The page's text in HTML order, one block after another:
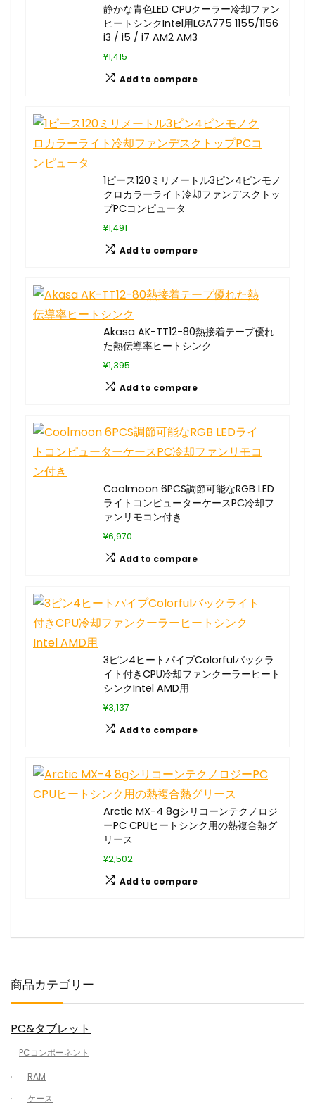
静かな青色LED CPUクーラー冷却ファン
ヒートシンクIntel用LGA775 1155/1156
i3 / i5 / i7 AM2 AM3
¥1,415
Add to compare
1ピース120ミリメートル3ピン4ピンモノ
クロカラーライト冷却ファンデスクトッ
プPCコンピュータ
¥1,491
Add to compare
Akasa AK-TT12-80熱接着テープ優れ
た熱伝導率ヒートシンク
¥1,395
Add to compare
Coolmoon 6PCS調節可能なRGB LED
ライトコンピューターケースPC冷却フ
ァンリモコン付き
¥6,970
Add to compare
3ピン4ヒートパイプColorfulバックラ
イト付きCPU冷却ファンクーラーヒート
シンクIntel AMD用
¥3,137
Add to compare
Arctic MX-4 8gシリコーンテクノロジ
ーPC CPUヒートシンク用の熱複合熱グ
リース
¥2,502
Add to compare
商品カテゴリー
PC&タブレット
PCコンポーネント
RAM
ケース